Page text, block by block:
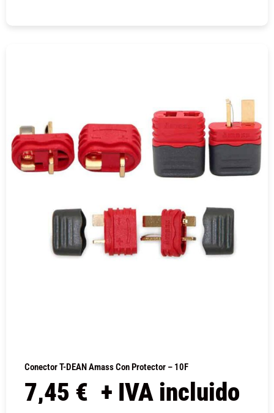
Conector T-DEAN Amass Con Protector – 10F
7,45 € + IVA incluido